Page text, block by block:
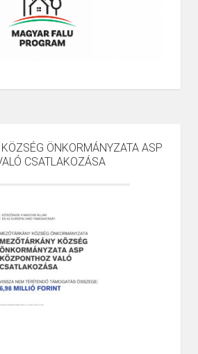
ÖNKORMÁNYZATA ASP
CSATLAKOZÁSA